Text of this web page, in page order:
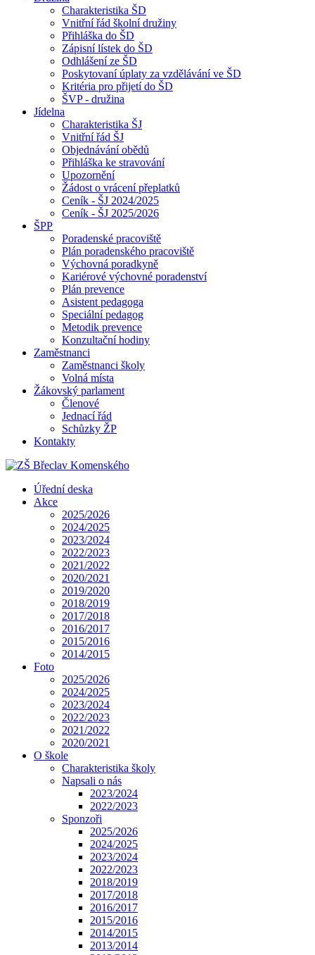
Charakteristika ŠD
Vnitřní řád školní družiny
Přihláška do ŠD
Zápisní lístek do ŠD
Odhlášení ze ŠD
Poskytovaní úplaty za vzdělávání ve ŠD
Kritéria pro přijetí do ŠD
ŠVP - družina
Jídelna
Charakteristika ŠJ
Vnitřní řád ŠJ
Objednávání obědů
Přihláška ke stravování
Upozornění
Žádost o vrácení přeplatků
Ceník - ŠJ 2024/2025
Ceník - ŠJ 2025/2026
ŠPP
Poradenské pracoviště
Plán poradenského pracoviště
Výchovná poradkyně
Kariérové výchovné poradenství
Plán prevence
Asistent pedagoga
Speciální pedagog
Metodik prevence
Konzultační hodiny
Zaměstnanci
Zaměstnanci školy
Volná místa
Žákovský parlament
Členové
Jednací řád
Schůzky ŽP
Kontakty
Úřední deska
Akce
2025/2026
2024/2025
2023/2024
2022/2023
2021/2022
2020/2021
2019/2020
2018/2019
2017/2018
2016/2017
2015/2016
2014/2015
Foto
2025/2026
2024/2025
2023/2024
2022/2023
2021/2022
2020/2021
O škole
Charakteristika školy
Napsali o nás
2023/2024
2022/2023
Sponzoři
2025/2026
2024/2025
2023/2024
2022/2023
2018/2019
2017/2018
2016/2017
2015/2016
2014/2015
2013/2014